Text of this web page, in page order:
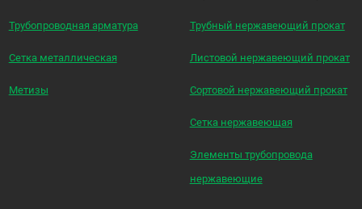
Трубопроводная арматура
Сетка металлическая
Метизы
Трубный нержавеющий прокат
Листовой нержавеющий прокат
Сортовой нержавеющий прокат
Сетка нержавеющая
Элементы трубопровода
нержавеющие